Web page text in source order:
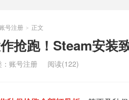
账号注册 > 正文
抢跑！Steam安装
账号注册 阅读(122)